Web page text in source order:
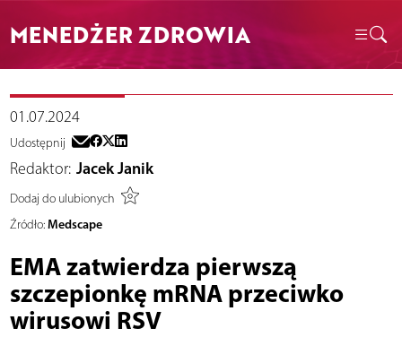
MENEDŻER ZDROWIA
01.07.2024
Udostępnij
Redaktor: Jacek Janik
Dodaj do ulubionych
Źródło: Medscape
EMA zatwierdza pierwszą
szczepionkę mRNA przeciwko
wirusowi RSV